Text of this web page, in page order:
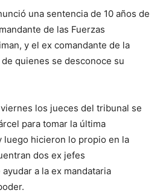
una sentencia de 10 años de
de las Fuerzas
y el ex comandante de la
quienes se desconoce su
los jueces del tribunal se
para tomar la última
luego hicieron lo propio en la
dos ex jefes
a la ex mandataria